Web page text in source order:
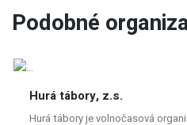
Podobné
Hurá tábory, z.s.
Hurá tábory je volnočasová